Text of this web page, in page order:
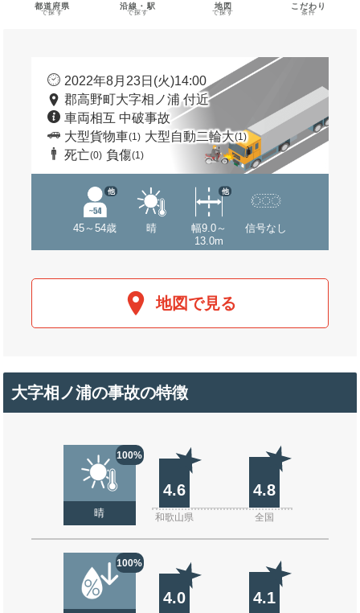
都道府県
で探す
沿線・駅
で探す
地図
で探す
こだわり
条件
2022年8月23日(火)14:00
郡高野町大字相ノ浦 付近
車両相互 中破事故
大型貨物車(1) 大型自動二輪大(1)
死亡(0) 負傷(1)
45～54歳
他
晴
幅9.0～
13.0m
他
信号なし
地図で見る
大字相ノ浦の事故の特徴
100%
晴
4.6 4.8
和歌山県 全国
100%
4.0 4.1